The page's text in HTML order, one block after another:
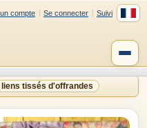
compte Se connecter Suivi
liens tissés d'offrandes